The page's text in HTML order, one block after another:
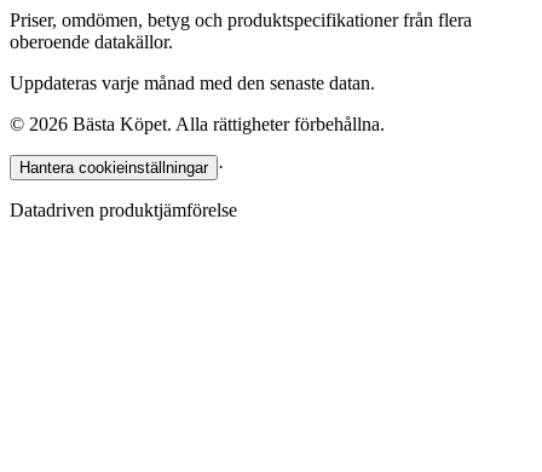
Priser, omdömen, betyg och produktspecifikationer från flera
oberoende datakällor.
Uppdateras varje månad med den senaste datan.
© 2026 Bästa Köpet. Alla rättigheter förbehållna.
Hantera cookieinställningar ·
Datadriven produktjämförelse